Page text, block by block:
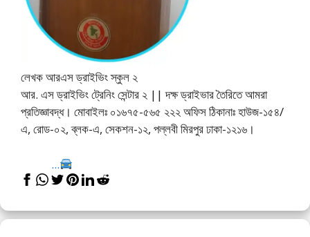
লেখক আরএস ড্রাইভিং স্কুল ২
আর. এস ড্রাইভিং ট্রেনিং সেন্টার ২ || দক্ষ ড্রাইভার তৈরিতে আমরা
প্রতিজ্ঞাবদ্ধ। মোবাইলঃ ০১৬৭৫-৫৬৫ ২২২ অফিস ঠিকানাঃ হাউজ-১৫৪/
এ, রোড-০২, ব্লক-এ, সেকশন-১২, পল্লবী মিরপুর ঢাকা-১২১৬।
...